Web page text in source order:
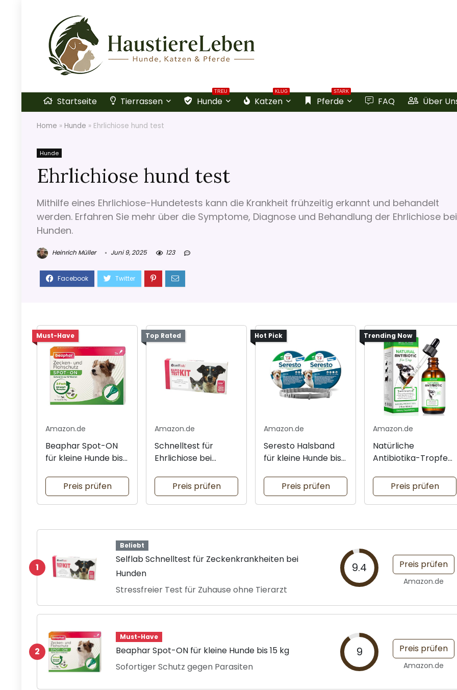
Startseite Tierrassen
TREU
Hunde
KLUG
Katzen
STARK
Pferde FAQ Über
Home » Hunde » Ehrlichiose hund test
Hunde
Ehrlichiose hund test
Mithilfe eines Ehrlichiose-Hundetests kann die Krankheit frühzeitig erkannt und behandelt
werden. Erfahren Sie mehr über die Symptome, Diagnose und Behandlung der Ehrlichiose bei
Hunden.
Heinrich Müller Juni 9, 2025 123
Must-Have
Amazon.de
Beaphar Spot-ON
für kleine Hunde bis
Preis prüfen
Top Rated
Amazon.de
Schnelltest für
Ehrlichiose bei
Preis prüfen
Hot Pick
Amazon.de
Seresto Halsband
für kleine Hunde bis
Preis prüfen
Trending Now
Amazon.de
Natürliche
Antibiotika-Tropfen
Preis prüfen
1
Beliebt
Selflab Schnelltest für Zeckenkrankheiten bei
Hunden
Stressfreier Test für Zuhause ohne Tierarzt
9.4 Preis prüfen
Amazon.de
2
Must-Have
Beaphar Spot-ON für kleine Hunde bis 15 kg
Sofortiger Schutz gegen Parasiten
9 Preis prüfen
Amazon.de